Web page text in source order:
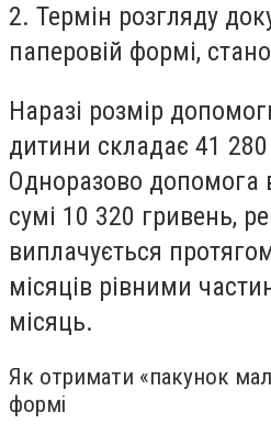
2. Термін розгляду
паперовій формі,
Наразі розмір
дитини складає 41
Одноразово допомога
сумі 10 320 гривень,
виплачується
місяців рівними
місяць.
Як отримати «пакунок
формі